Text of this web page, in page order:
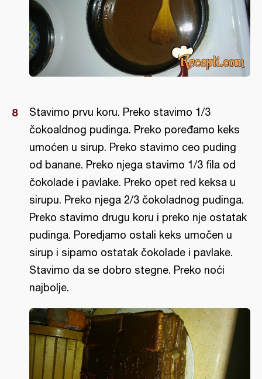
Stavimo prvu koru. Preko stavimo 1/3
čokoaldnog pudinga. Preko poređamo keks
umoćen u sirup. Preko stavimo ceo puding
od banane. Preko njega stavimo 1/3 fila od
čokolade i pavlake. Preko opet red keksa u
sirupu. Preko njega 2/3 čokoladnog pudinga.
Preko stavimo drugu koru i preko nje ostatak
pudinga. Poredjamo ostali keks umočen u
sirup i sipamo ostatak čokolade i pavlake.
Stavimo da se dobro stegne. Preko noći
najbolje.